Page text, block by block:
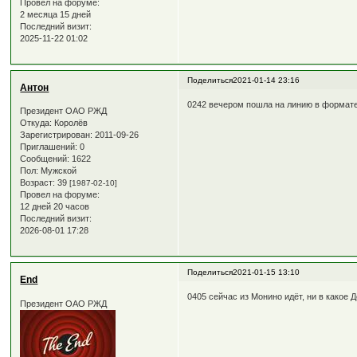
Провел на форуме:
2 месяца 15 дней
Последний визит:
2025-11-22 01:02
Поделиться2021-01-14 23:16
Антон
Президент ОАО РЖД
Откуда: Королёв
Зарегистрирован: 2011-09-26
Приглашений: 0
Сообщений: 1622
Пол: Мужской
Возраст: 39[1987-02-10]
Провел на форуме:
12 дней 20 часов
Последний визит:
2026-08-01 17:28
0242 вечером пошла на линию в
Поделиться2021-01-15 13:10
End
Президент ОАО РЖД
0405 сейчас из Монино идёт, ни в какое